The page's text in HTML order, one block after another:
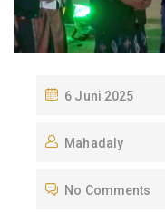
P
S
E
6 Juni 2025
Mahadaly
No Comments